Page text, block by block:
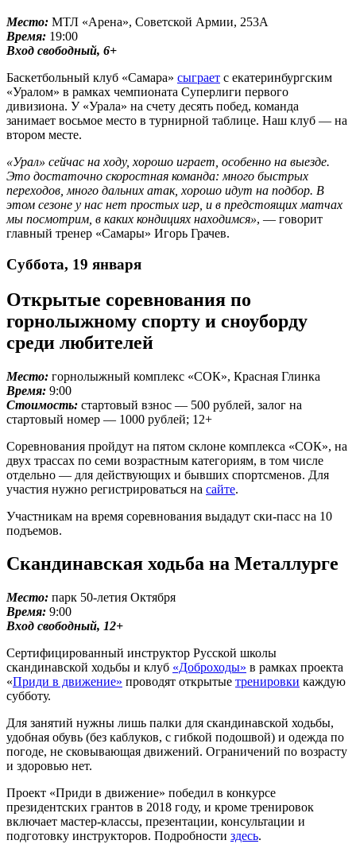
Место: МТЛ «Арена», Советской Армии, 253А
Время: 19:00
Вход свободный, 6+
Баскетбольный клуб «Самара» сыграет с екатеринбургским
«Уралом» в рамках чемпионата Суперлиги первого
дивизиона. У «Урала» на счету десять побед, команда
занимает восьмое место в турнирной таблице. Наш клуб — на
втором месте.
«Урал» сейчас на ходу, хорошо играет, особенно на выезде.
Это достаточно скоростная команда: много быстрых
переходов, много дальних атак, хорошо идут на подбор. В
этом сезоне у нас нет простых игр, и в предстоящих матчах
мы посмотрим, в каких кондициях находимся», — говорит
главный тренер «Самары» Игорь Грачев.
Суббота, 19 января
Открытые соревнования по
горнолыжному спорту и сноуборду
среди любителей
Место: горнолыжный комплекс «СОК», Красная Глинка
Время: 9:00
Стоимость: стартовый взнос — 500 рублей, залог на
стартовый номер — 1000 рублей; 12+
Соревнования пройдут на пятом склоне комплекса «СОК», на
двух трассах по семи возрастным категориям, в том числе
отдельно — для действующих и бывших спортсменов. Для
участия нужно регистрироваться на сайте.
Участникам на время соревнования выдадут ски-пасс на 10
подъемов.
Скандинавская ходьба на Металлурге
Место: парк 50-летия Октября
Время: 9:00
Вход свободный, 12+
Сертифицированный инструктор Русской школы
скандинавской ходьбы и клуб «Доброходы» в рамках проекта
«Приди в движение» проводят открытые тренировки каждую
субботу.
Для занятий нужны лишь палки для скандинавской ходьбы,
удобная обувь (без каблуков, с гибкой подошвой) и одежда по
погоде, не сковывающая движений. Ограничений по возрасту
и здоровью нет.
Проект «Приди в движение» победил в конкурсе
президентских грантов в 2018 году, и кроме тренировок
включает мастер-классы, презентации, консультации и
подготовку инструкторов. Подробности здесь.